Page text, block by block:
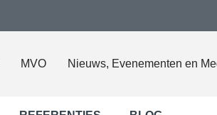
MVO Nieuws, Evenementen en